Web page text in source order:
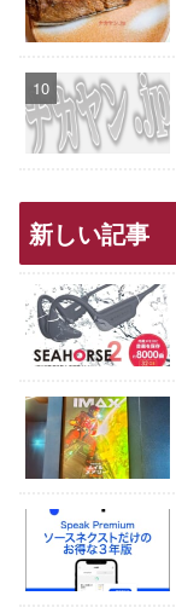
新しい記事